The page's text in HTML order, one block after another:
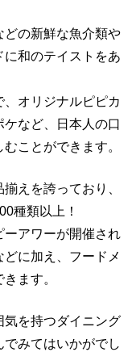
どの新鮮な魚介類や
和のテイストをあ
オリジナルピピカ
など、日本人の口
ことができます。
えを誇っており、
種類以上！
ーアワーが開催され
に加え、フードメ
ます。
気を持つダイニング
みてはいかがでし